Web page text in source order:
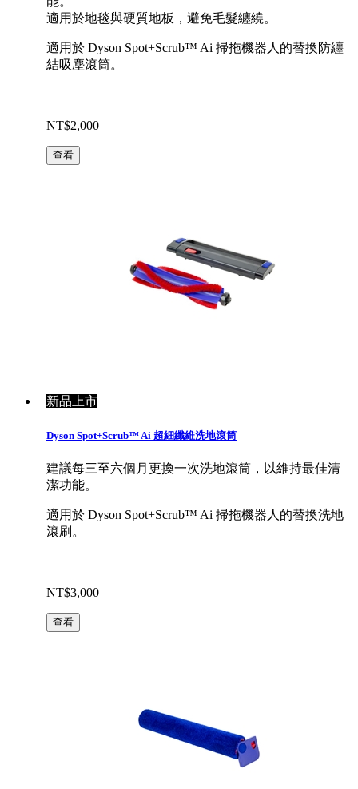
適用於地毯與硬質地板，避免毛髮纏繞。
適用於 Dyson Spot+Scrub™ Ai 掃拖機器人的替換防纏
結吸塵滾筒。
NT$2,000
查看
新品上市
Dyson Spot+Scrub™ Ai 超細纖維洗地滾筒
建議每三至六個月更換一次洗地滾筒，以維持最佳清
潔功能。
適用於 Dyson Spot+Scrub™ Ai 掃拖機器人的替換洗地
滾刷。
NT$3,000
查看